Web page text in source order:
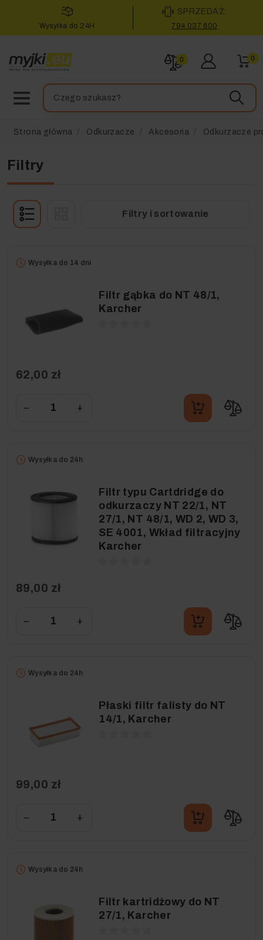
Wysyłka do 24H
SPRZEDAŻ:
794 037 600
0 0
Strona główna Odkurzacze Akcesoria Odkurzacze
Filtry
Filtry i sortowanie
Wysyłka do 14 dni
Filtr gąbka do NT 48/1,
Karcher
62,00 zł
− +
Wysyłka do 24h
Filtr typu Cartdridge do
odkurzaczy NT 22/1, NT
27/1, NT 48/1, WD 2, WD 3,
SE 4001, Wkład filtracyjny
Karcher
89,00 zł
− +
Wysyłka do 24h
Płaski filtr falisty do NT
14/1, Karcher
99,00 zł
− +
Wysyłka do 24h
Filtr kartridżowy do NT
27/1, Karcher